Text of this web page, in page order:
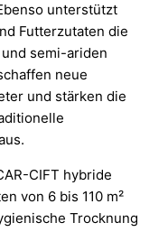
unterstützt
Futterzutaten die
semi-ariden
neue
und stärken die
CIFT hybride
von 6 bis 110 m²
Trocknung